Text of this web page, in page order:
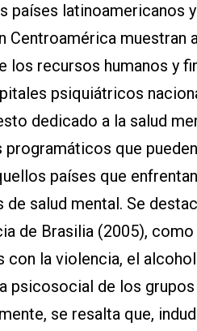
países latinoamericanos
Centroamérica muestran
los recursos humanos y
psiquiátricos
dedicado a la salud
que
países que
de salud mental. Se
de Brasilia (2005),
con la violencia, el
psicosocial de los
se resalta que,